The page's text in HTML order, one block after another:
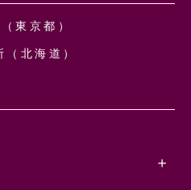
東京都）
北海道）